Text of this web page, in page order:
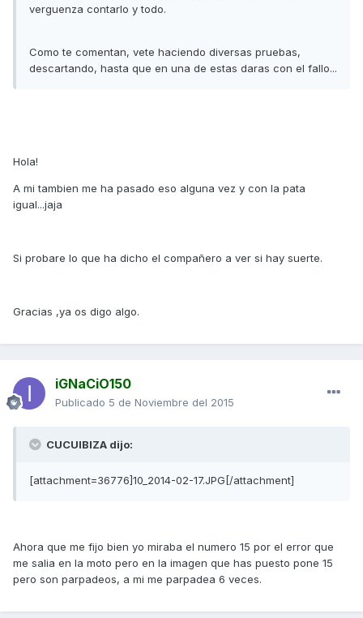
verguenza contarlo y todo.
Como te comentan, vete haciendo diversas pruebas,
descartando, hasta que en una de estas daras con el fallo...
Hola!
A mi tambien me ha pasado eso alguna vez y con la pata
igual...jaja
Si probare lo que ha dicho el compañero a ver si hay suerte.
Gracias ,ya os digo algo.
iGNaCiO150
Publicado 5 de Noviembre del 2015
CUCUIBIZA dijo:
[attachment=36776]10_2014-02-17.JPG[/attachment]
Ahora que me fijo bien yo miraba el numero 15 por el error que
me salia en la moto pero en la imagen que has puesto pone 15
pero son parpadeos, a mi me parpadea 6 veces.